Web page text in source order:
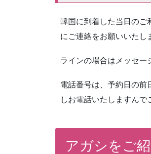
韓国に到着した当日のご
にご連絡をお願いいたし
ラインの場合はメッセー
電話番号は、予約日の前
しお電話いたしますんで
アガシをご